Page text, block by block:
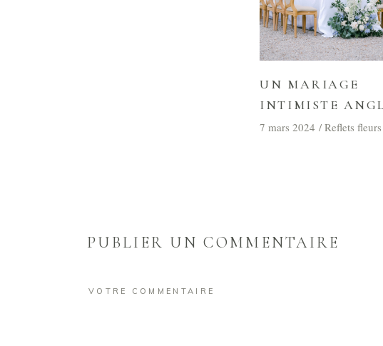
UN MARIAGE
INTIMISTE
7 mars 2024 Reflets fleurs
PUBLIER UN COMMENTAIRE